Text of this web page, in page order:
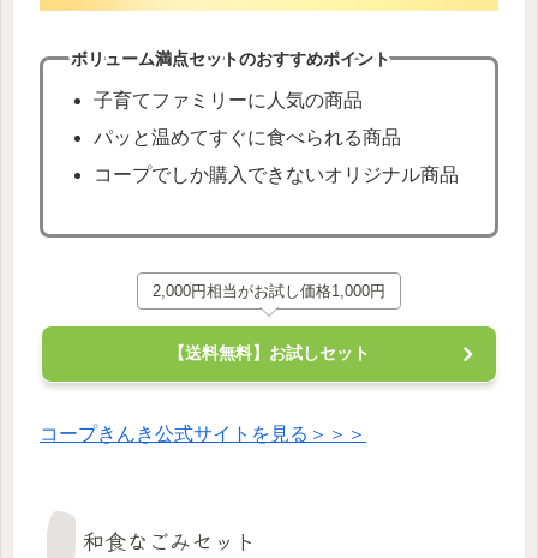
ボリューム満点セットのおすすめポイント
子育てファミリーに人気の商品
パッと温めてすぐに食べられる商品
コープでしか購入できないオリジナル商品
2,000円相当がお試し価格1,000円
【送料無料】お試しセット
コープきんき公式サイトを見る＞＞＞
和食なごみセット